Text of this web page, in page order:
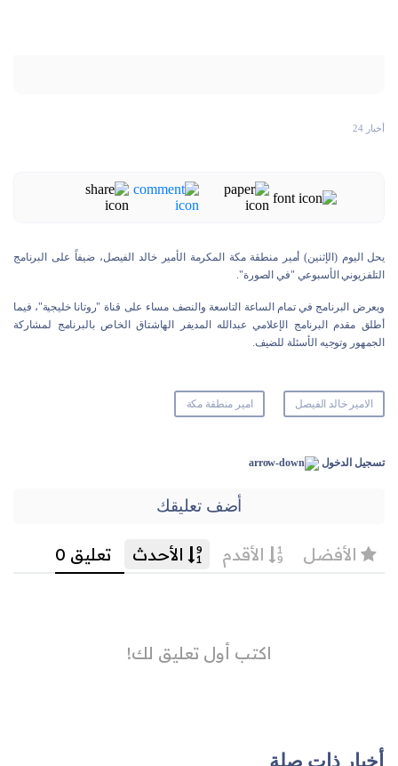
أخبار 24
يحل اليوم (الإثنين) أمير منطقة مكة المكرمة الأمير خالد الفيصل، ضيفاً على البرنامج
التلفزيوني الأسبوعي "في الصورة".
ويعرض البرنامج في تمام الساعة التاسعة والنصف مساء على قناة "روتانا خليجية"، فيما
أطلق مقدم البرنامج الإعلامي عبدالله المديفر الهاشتاق الخاص بالبرنامج لمشاركة
الجمهور وتوجيه الأسئلة للضيف.
الامير خالد الفيصل امير منطقة مكة
تسجيل الدخول
أضف تعليقك
أخبار ذات صلة